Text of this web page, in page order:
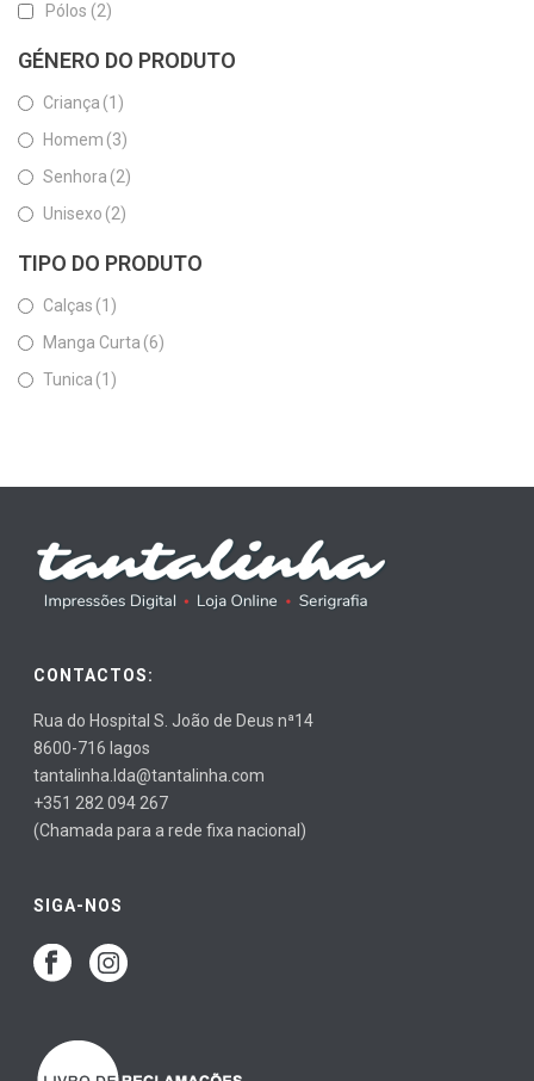
Pólos (2)
GÉNERO DO PRODUTO
Criança (1)
Homem (3)
Senhora (2)
Unisexo (2)
TIPO DO PRODUTO
Calças (1)
Manga Curta (6)
Tunica (1)
CONTACTOS:
Rua do Hospital S. João de Deus nª14
8600-716 lagos
tantalinha.lda@tantalinha.com
+351 282 094 267
(Chamada para a rede fixa nacional)
SIGA-NOS